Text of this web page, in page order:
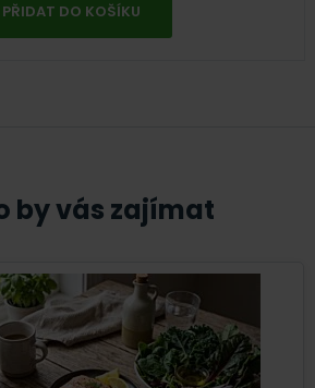
PŘIDAT DO KOŠÍKU
by vás zajímat